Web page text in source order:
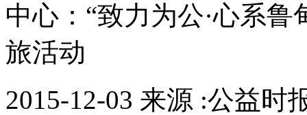
中心：“致力为公·心系
旅活动
2015-12-03 来源 :公益时